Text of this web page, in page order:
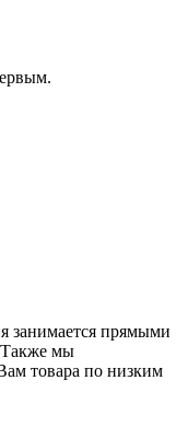
занимается прямыми
Также мы
товара по низким